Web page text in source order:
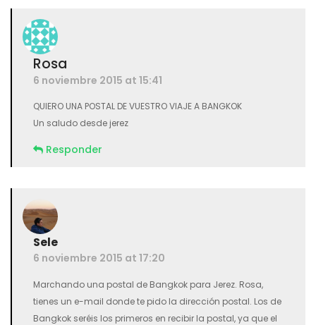
Rosa
6 noviembre 2015 at 15:41
QUIERO UNA POSTAL DE VUESTRO VIAJE A BANGKOK
Un saludo desde jerez
Responder
Sele
6 noviembre 2015 at 17:20
Marchando una postal de Bangkok para Jerez. Rosa,
tienes un e-mail donde te pido la dirección postal. Los de
Bangkok seréis los primeros en recibir la postal, ya que el